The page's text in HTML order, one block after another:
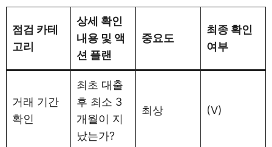
점검 카테
고리
상세 확인
내용 및 액
션 플랜
중요도
최종 확인
여부
거래 기간
확인
최초 대출
후 최소 3
개월이 지
났는가?
최상 (V)